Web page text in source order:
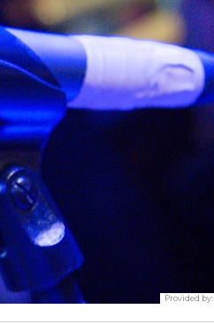
Provided by: